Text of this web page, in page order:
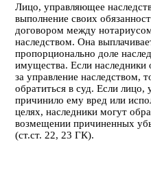
Лицо, управляющее
выполнение своих
договором между
наследством. Она
пропорционально доле
имущества. Если наследники
за управление наследством,
обратиться в суд. Если лицо,
причинило ему вред или
целях, наследники могут
возмещении причиненных
(ст.ст. 22, 23 ГК).